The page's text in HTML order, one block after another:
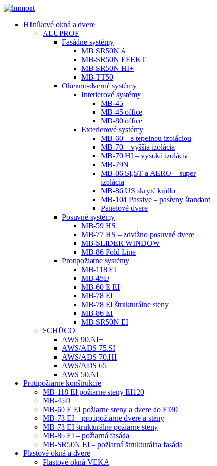
Hliníkové okná a dvere
ALUPROF
Fasádne systémy
MB-SR50N A
MB-SR50N EFEKT
MB-SR50N HI+
MB-TT50
Okenno-dverné systémy
Interierové systémy
MB-45
MB-45 office
MB-80 office
Exterierové systémy
MB-60 – s tepelnou izoláciou
MB-70 – vyššia izolácia
MB-70 HI – vysoká izolácia
MB-79N
MB-86 SI,ST a AERO – super
izolácia
MB-86 US skryté krídlo
MB-104 Passive – pasívny štandard
Panelové dvere
Posuvné systémy
MB-59 HS
MB-77 HS – zdvižno posuvné dvere
MB-SLIDER WINDOW
MB-86 Fold Line
Protipožiarne systémy
MB-118 EI
MB-45D
MB-60 E EI
MB-78 EI
MB-78 EI štrukturálne steny
MB-86 EI
MB-SR50N EI
SCHÜCO
AWS 90.NI+
AWS/ADS 75.SI
AWS/ADS 70.HI
AWS/ADS 65
AWS 50.NI
Protipožiarne konštrukcie
MB-118 EI požiarne steny EI120
MB-45D
MB-60 E EI požiarne steny a dvere do EI30
MB-78 EI – protipožiarne dvere a steny
MB-78 EI štrukturálne požiarne steny
MB-86 EI – požiarná fasáda
MB-SR50N EI – požiarná štrukturálna fasáda
Plastové okná a dvere
Plastové okná VEKA